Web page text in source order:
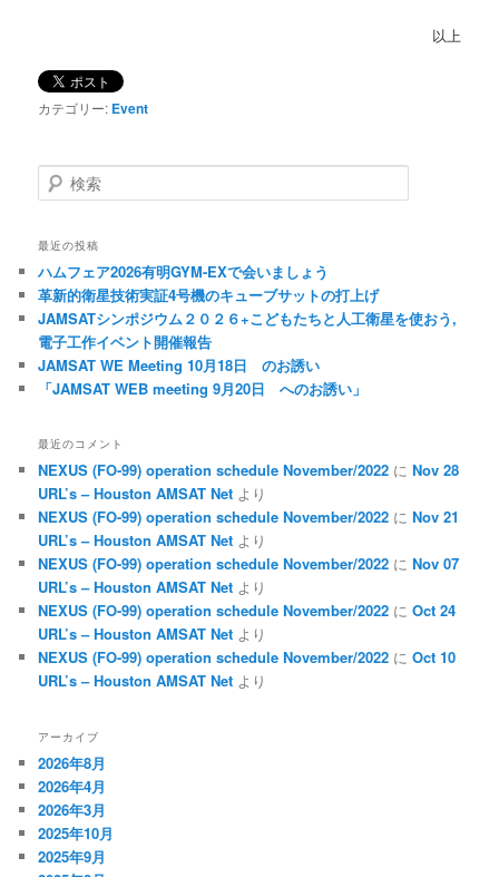
以上
カテゴリー: Event
検
索
最近の投稿
ハムフェア2026有明GYM-EXで会いましょう
革新的衛星技術実証4号機のキューブサットの打上げ
JAMSATシンポジウム２０２６+こどもたちと人工衛星を使おう,
電子工作イベント開催報告
JAMSAT WE Meeting 10月18日 のお誘い
「JAMSAT WEB meeting 9月20日 へのお誘い」
最近のコメント
NEXUS (FO-99) operation schedule November/2022 にNov 28
URL’s – Houston AMSAT Net より
NEXUS (FO-99) operation schedule November/2022 にNov 21
URL’s – Houston AMSAT Net より
NEXUS (FO-99) operation schedule November/2022 にNov 07
URL’s – Houston AMSAT Net より
NEXUS (FO-99) operation schedule November/2022 にOct 24
URL’s – Houston AMSAT Net より
NEXUS (FO-99) operation schedule November/2022 にOct 10
URL’s – Houston AMSAT Net より
アーカイブ
2026年8月
2026年4月
2026年3月
2025年10月
2025年9月